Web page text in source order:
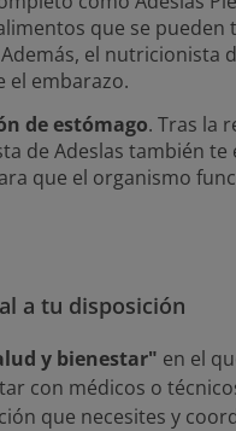
que se
el nutricionista
el embarazo.
de estómago. Tras la
de Adeslas también te
que el organismo
a tu disposición
y bienestar" en el
con médicos o
que necesites y